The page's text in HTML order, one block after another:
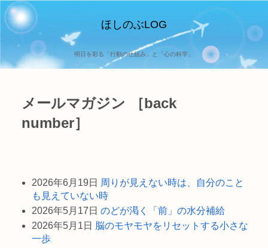
ほしのぶLOG
明日を彩る「行動の仕組み」と「心の科学」
メールマガジン ［back
number］
2026年6月19日 周りが見えない時は、自分のこと
も見えていない時
2026年5月17日 のどが渇く「前」の水分補給
2026年5月1日
脳のモヤモヤをリセットする小さな
一歩